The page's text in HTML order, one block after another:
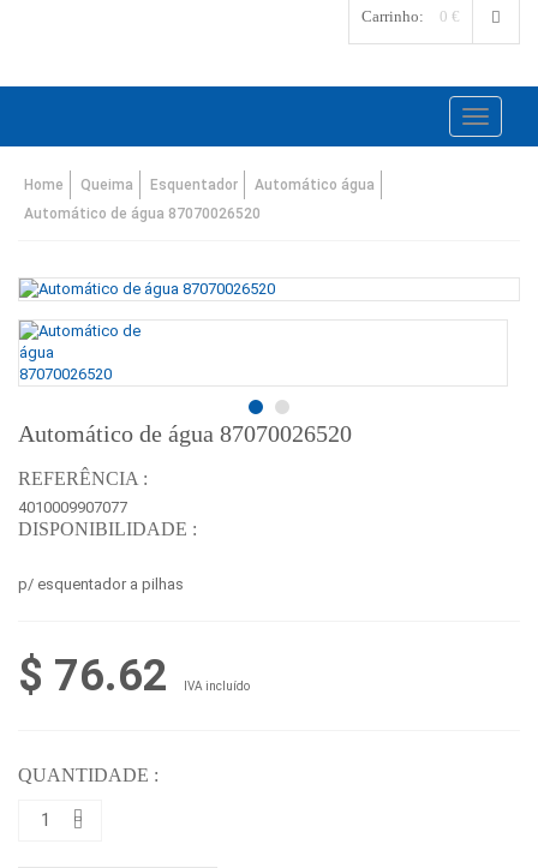
Carrinho: 0 €
Toggle
Home Queima Esquentador
Automático água
Automático de água 87070026520
Automático de água 87070026520
REFERÊNCIA :
4010009907077
DISPONIBILIDADE :
p/ esquentador a pilhas
$ 76.62 IVA incluído
QUANTIDADE :